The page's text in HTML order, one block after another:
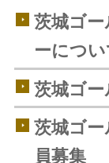
茨城ゴ
ーについ
茨城ゴ
茨城ゴ
員募集